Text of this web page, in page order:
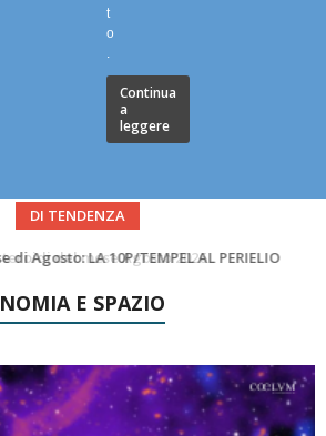
t
o
.
Continua
a
leggere
DI TENDENZA
del mese Agosto 2026
E SPAZIO